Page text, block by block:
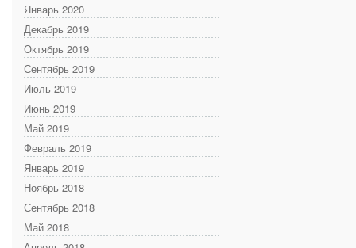
Январь 2020
Декабрь 2019
Октябрь 2019
Сентябрь 2019
Июль 2019
Июнь 2019
Май 2019
Февраль 2019
Январь 2019
Ноябрь 2018
Сентябрь 2018
Май 2018